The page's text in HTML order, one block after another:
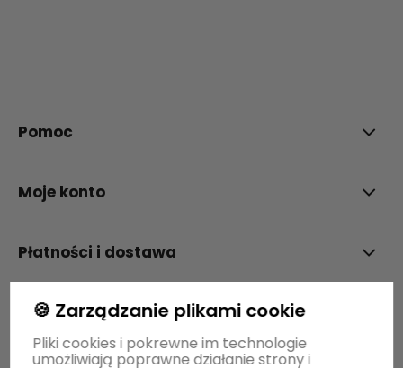
Pomoc
Moje konto
Płatności i dostawa
Informacje
🍪 Zarządzanie plikami cookie
Pliki cookies i pokrewne im technologie
umożliwiają poprawne działanie strony i